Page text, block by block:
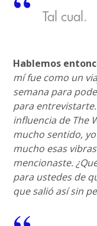
Tal cual.
Hablemos
mí fue como un
semana para
para
influencia de The
mucho sentido,
mucho esas
mencionaste.
para ustedes de
que salió así sin